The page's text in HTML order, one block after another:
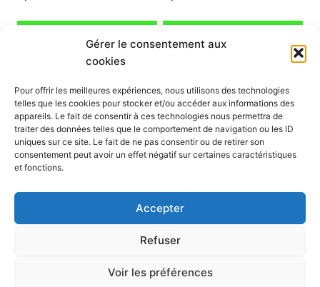
Gérer le consentement aux
cookies
Pour offrir les meilleures expériences, nous utilisons des technologies
telles que les cookies pour stocker et/ou accéder aux informations des
appareils. Le fait de consentir à ces technologies nous permettra de
traiter des données telles que le comportement de navigation ou les ID
uniques sur ce site. Le fait de ne pas consentir ou de retirer son
consentement peut avoir un effet négatif sur certaines caractéristiques
et fonctions.
Accepter
Refuser
Voir les préférences
INFORMATION
Mon compte
Nous contacter
Mode paiement
Nos services
Politique de confidentialité
Politique de cookies (UE)